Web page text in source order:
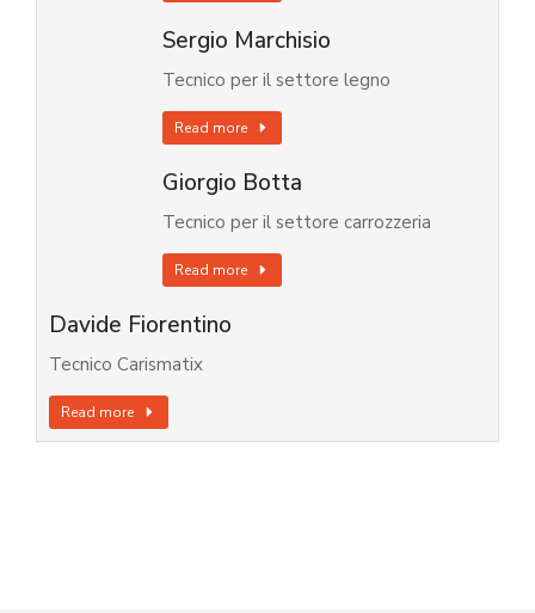
Sergio Marchisio
Tecnico per il settore legno
Read more
Giorgio Botta
Tecnico per il settore carrozzeria
Read more
Davide Fiorentino
Tecnico Carismatix
Read more